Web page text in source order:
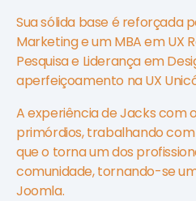
Sua sólida base é reforçada
Marketing e um MBA em UX
Pesquisa e Liderança em
aperfeiçoamento na UX
A experiência de Jacks com
primórdios, trabalhando
que o torna um dos
comunidade, tornando-se
Joomla.